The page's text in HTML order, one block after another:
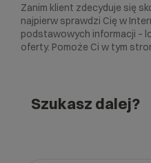
Zanim klient zdecyduje się
najpierw sprawdzi Cię w
podstawowych informacji –
oferty. Pomoże Ci w tym
Szukasz dalej?